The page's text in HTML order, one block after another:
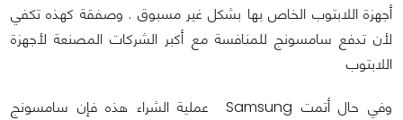
أجهزة اللابتوب الخاص بها بشكل غير مسبوق . وصفقة كهذه تكفي
لأن تدفع سامسونج للمنافسة مع أكبر الشركات المصنعة لأجهزة
اللابتوب
وفي حال أتمت Samsung عملية الشراء هذه فإن سامسونج